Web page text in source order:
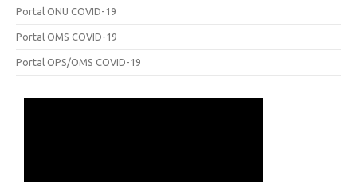
Portal ONU COVID-19
Portal OMS COVID-19
Portal OPS/OMS COVID-19